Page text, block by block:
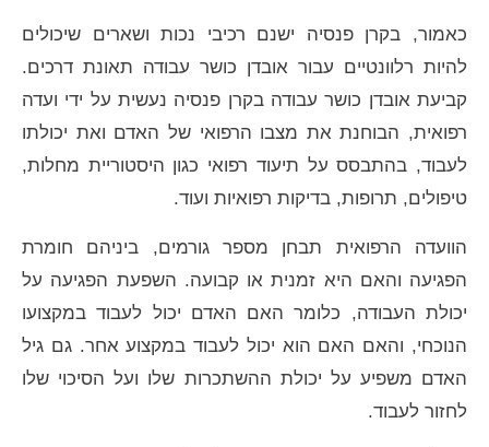
כאמור, בקרן פנסיה ישנם רכיבי נכות ושארים שיכולים
להיות רלוונטיים עבור אובדן כושר עבודה תאונת דרכים.
קביעת אובדן כושר עבודה בקרן פנסיה נעשית על ידי ועדה
רפואית, הבוחנת את מצבו הרפואי של האדם ואת יכולתו
לעבוד, בהתבסס על תיעוד רפואי כגון היסטוריית מחלות,
טיפולים, תרופות, בדיקות רפואיות ועוד.
הוועדה הרפואית תבחן מספר גורמים, ביניהם חומרת
הפגיעה והאם היא זמנית או קבועה. השפעת הפגיעה על
יכולת העבודה, כלומר האם האדם יכול לעבוד במקצועו
הנוכחי, והאם האם הוא יכול לעבוד במקצוע אחר. גם גיל
האדם משפיע על יכולת ההשתכרות שלו ועל הסיכוי שלו
לחזור לעבוד.